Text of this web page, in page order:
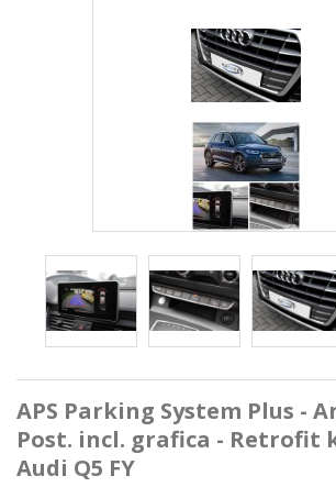
APS Parking System Plus -
Post. incl. grafica - Retrofit
Audi Q5 FY